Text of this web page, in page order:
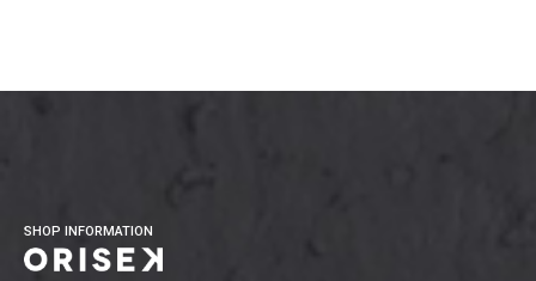
SHOP INFORMATION